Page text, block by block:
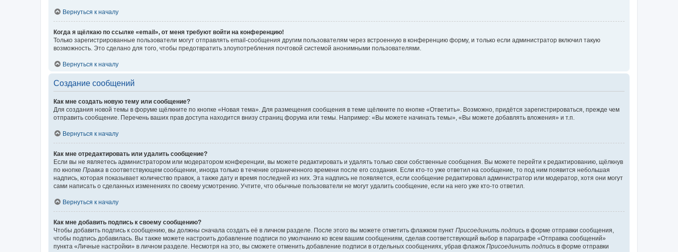
Вернуться к началу
Когда я щёлкаю по ссылке «email», от меня требуют войти на конференцию!
Только зарегистрированные пользователи могут отправлять email-сообщения другим пользователям через встроенную в конференцию форму, и только если администратор включил такую
возможность. Это сделано для того, чтобы предотвратить злоупотребления почтовой системой анонимными пользователями.
Вернуться к началу
Создание сообщений
Как мне создать новую тему или сообщение?
Для создания новой темы в форуме щёлкните по кнопке «Новая тема». Для размещения сообщения в теме щёлкните по кнопке «Ответить». Возможно, придётся зарегистрироваться, прежде чем
отправить сообщение. Перечень ваших прав доступа находится внизу страниц форума или темы. Например: «Вы можете начинать темы», «Вы можете добавлять вложения» и т.п.
Вернуться к началу
Как мне отредактировать или удалить сообщение?
Если вы не являетесь администратором или модератором конференции, вы можете редактировать и удалять только свои собственные сообщения. Вы можете перейти к редактированию, щёлкнув
по кнопке Правка в соответствующем сообщении, иногда только в течение ограниченного времени после его создания. Если кто-то уже ответил на сообщение, то под ним появится небольшая
надпись, которая показывает количество правок, а также дату и время последней из них. Эта надпись не появляется, если сообщение редактировал администратор или модератор, хотя они могут
сами написать о сделанных изменениях по своему усмотрению. Учтите, что обычные пользователи не могут удалить сообщение, если на него уже кто-то ответил.
Вернуться к началу
Как мне добавить подпись к своему сообщению?
Чтобы добавить подпись к сообщению, вы должны сначала создать её в личном разделе. После этого вы можете отметить флажком пункт Присоединить подпись в форме отправки сообщения,
чтобы подпись добавилась. Вы также можете настроить добавление подписи по умолчанию ко всем вашим сообщениям, сделав соответствующий выбор в параграфе «Отправка сообщений»
пункта «Личные настройки» в личном разделе. Несмотря на это, вы сможете отменить добавление подписи в отдельных сообщениях, убрав флажок Присоединить подпись в форме отправки